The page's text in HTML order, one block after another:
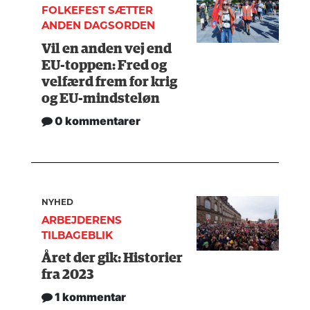
FOLKEFEST SÆTTER
ANDEN DAGSORDEN
Vil en anden vej end
EU-toppen: Fred og
velfærd frem for krig
og EU-mindsteløn
0 kommentarer
NYHED
ARBEJDERENS
TILBAGEBLIK
Året der gik: Historier
fra 2023
1 kommentar